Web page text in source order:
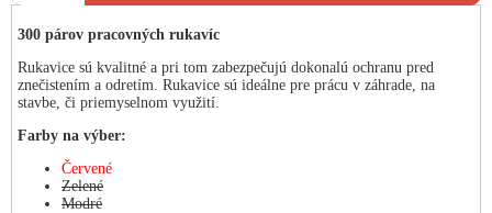
300 párov pracovných rukavíc
Rukavice sú kvalitné a pri tom zabezpečujú dokonalú ochranu pred
znečistením a odretím. Rukavice sú ideálne pre prácu v záhrade, na
stavbe, či priemyselnom využití.
Farby na výber:
Červené
Zelené
Modré